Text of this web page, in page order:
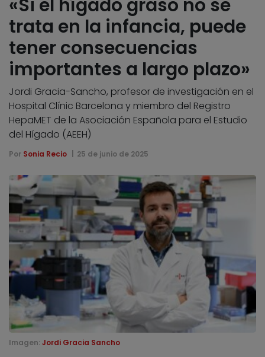
«Si el hígado graso no se
trata en la infancia, puede
tener consecuencias
importantes a largo plazo»
Jordi Gracia-Sancho, profesor de investigación en el
Hospital Clínic Barcelona y miembro del Registro
HepaMET de la Asociación Española para el Estudio
del Hígado (AEEH)
Por Sonia Recio 25 de junio de 2025
Imagen: Jordi Gracia Sancho